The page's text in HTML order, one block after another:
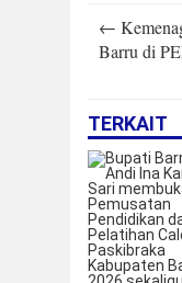
navigation
←
Barru di
TERKAIT